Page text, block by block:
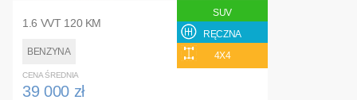
1.6 VVT 120 KM
BENZYNA
SUV
RĘCZNA
4X4
CENA ŚREDNIA
39 000 zł